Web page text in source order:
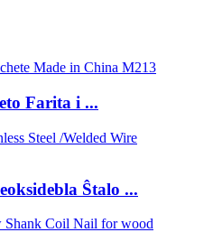
Farita i ...
Ŝtalo ...